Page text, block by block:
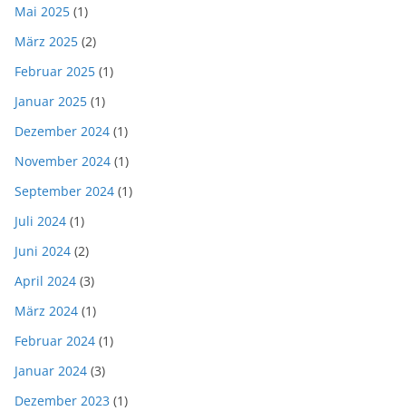
Mai 2025 (1)
März 2025 (2)
Februar 2025 (1)
Januar 2025 (1)
Dezember 2024 (1)
November 2024 (1)
September 2024 (1)
Juli 2024 (1)
Juni 2024 (2)
April 2024 (3)
März 2024 (1)
Februar 2024 (1)
Januar 2024 (3)
Dezember 2023 (1)